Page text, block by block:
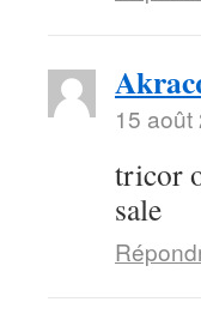
15 août
tricor
sale